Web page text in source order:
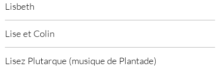
Lisbeth
Lise et Colin
Lisez Plutarque (musique de Plantade)